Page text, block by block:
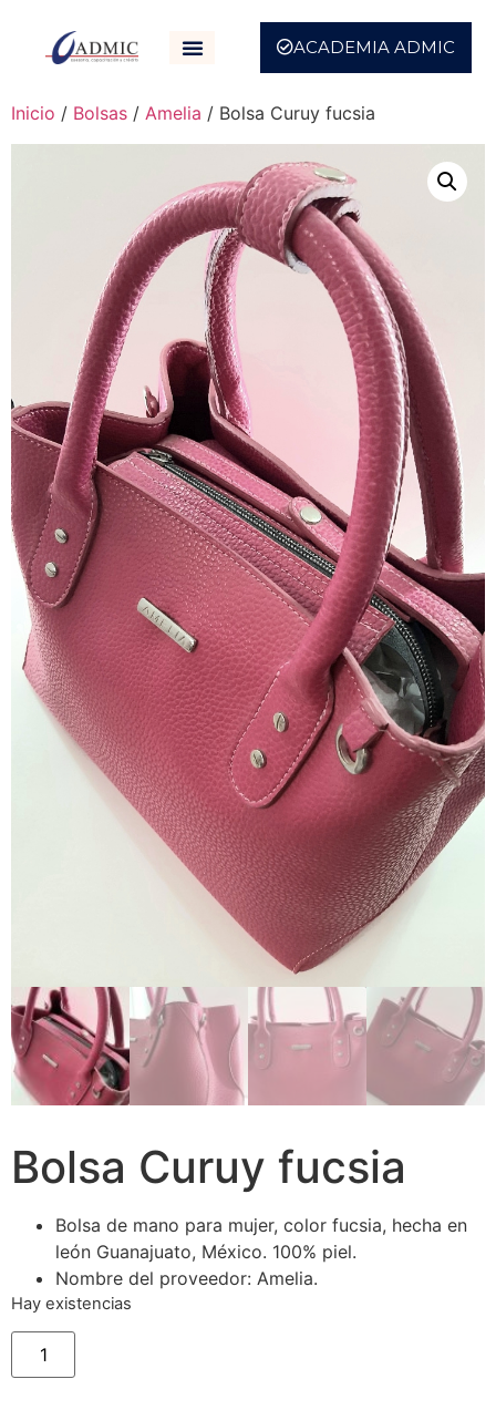
ACADEMIA ADMIC
Inicio / Bolsas / Amelia / Bolsa Curuy fucsia
Bolsa Curuy fucsia
Bolsa de mano para mujer, color fucsia, hecha en
león Guanajuato, México. 100% piel.
Nombre del proveedor: Amelia.
Hay existencias